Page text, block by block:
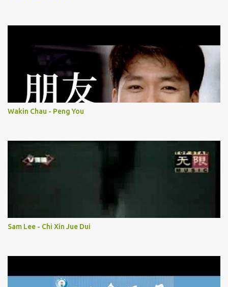
Wakin Chau - Peng You
Sam Lee - Chi Xin Jue Dui